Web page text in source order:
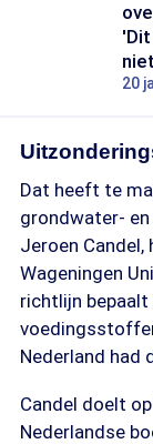
20
Dat heeft te
grondwater-
Jeroen
Wageningen
richtlijn bepaalt
Nederland had
Candel doelt
Nederlandse